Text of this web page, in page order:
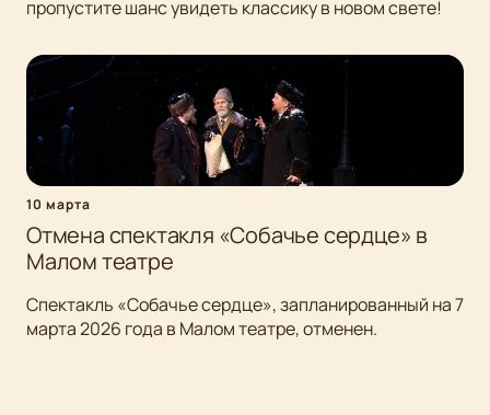
пропустите шанс увидеть классику в новом свете!
10 марта
Отмена спектакля «Собачье сердце» в
Малом театре
Спектакль «Собачье сердце», запланированный на 7
марта 2026 года в Малом театре, отменен.